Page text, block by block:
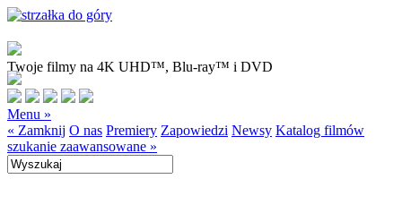
Twoje filmy na 4K UHD™, Blu-ray™ i DVD
Menu »
« Zamknij O nas Premiery Zapowiedzi Newsy Katalog filmów
szukanie zaawansowane »